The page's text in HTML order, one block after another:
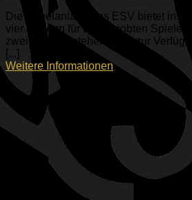
Die Kegelanlage des ESV bietet
vier Bahnen für die erprobten
zwei Bahnen stehen allen zur
[...]
Weitere Informationen